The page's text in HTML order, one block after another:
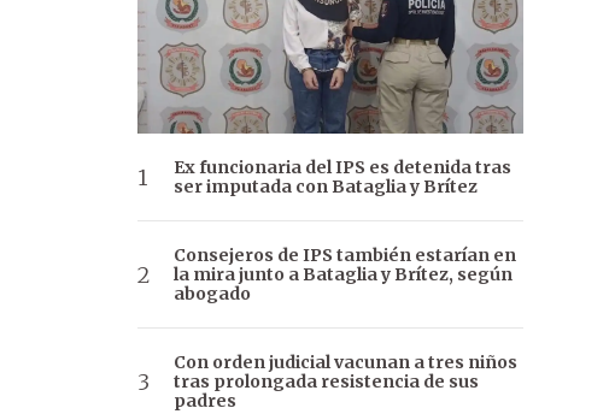
Ex funcionaria del IPS es detenida tras
ser imputada con Bataglia y Brítez
Consejeros de IPS también estarían en
la mira junto a Bataglia y Brítez, según
abogado
Con orden judicial vacunan a tres niños
tras prolongada resistencia de sus
padres